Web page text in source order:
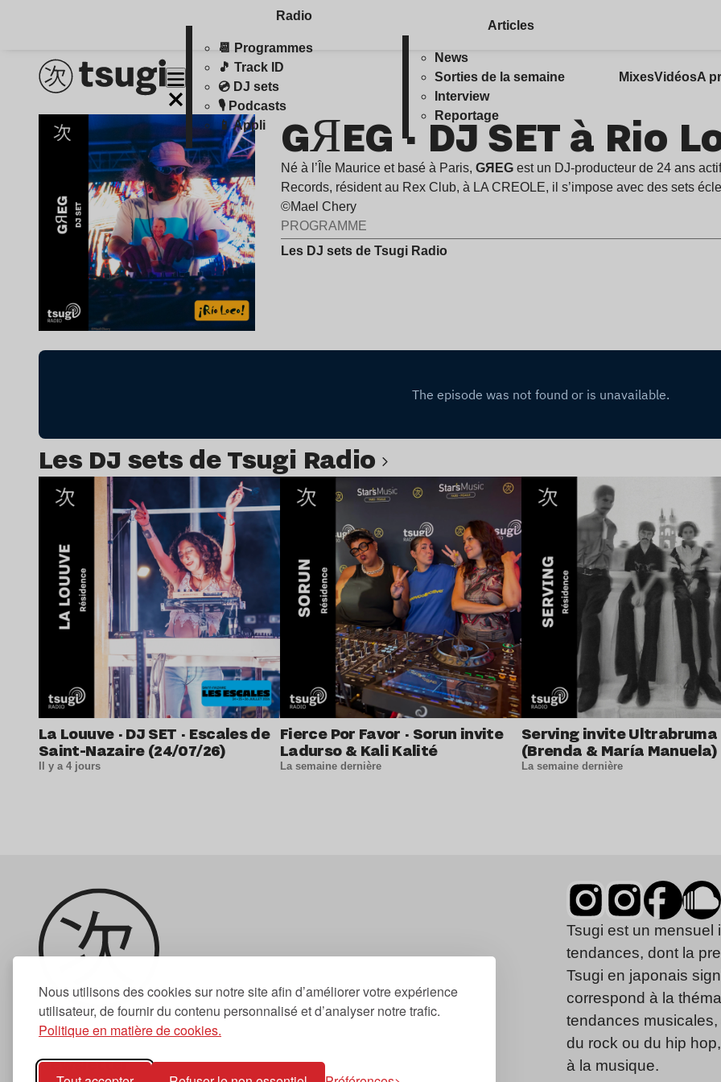
Nous utilisons des cookies sur notre site afin d’améliorer votre expérience
utilisateur, de fournir du contenu personnalisé et d’analyser notre trafic.
Politique en matière de cookies.
Radio
📆 Programmes
🎵 Track ID
💿 DJ sets
🎙️ Podcasts
📱 Appli
Articles
News
Sorties de la semaine
Interview
Reportage
MixesVidéosA
GЯEG · DJ SET à Rio
Né à l’Île Maurice et basé à Paris, GЯEGest un DJ-producteur de 24 ans
Records, résident au Rex Club, à LA CREOLE, il s’impose avec des sets
©Mael Chery
PROGRAMME
Les DJ sets de Tsugi Radio
Les DJ sets de Tsugi Radio
La Louuve · DJ SET · Escales de
Saint-Nazaire (24/07/26)
Il y a 4 jours
Fierce Por Favor · Sorun invite
Ladurso & Kali Kalité
La semaine dernière
Serving invite Ultrabruma
(Brenda & María Manuela)
La semaine dernière
Lire l’article Lire l’article Lire l’article
Newsletter
Tsugi est un mensuel
tendances, dont la
Tsugi en japonais
correspond à la
tendances
du rock ou du hip
à la musique.